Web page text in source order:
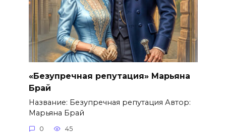
«Безупречная репутация» Марьяна
Брай
Название: Безупречная репутация Автор:
Марьяна Брай
0 45